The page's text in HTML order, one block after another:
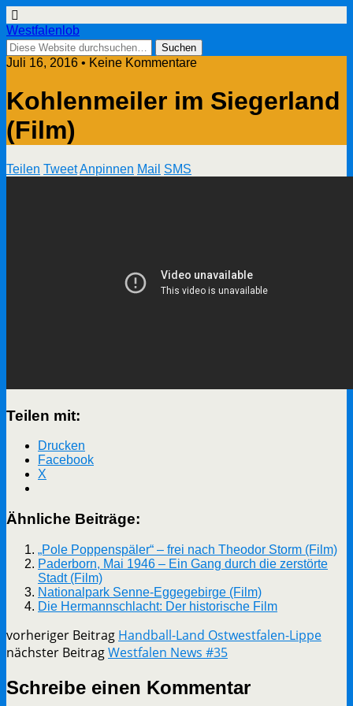
Westfalenlob
Juli 16, 2016 • Keine Kommentare
Kohlenmeiler im Siegerland
(Film)
Teilen TweetAnpinnen Mail SMS
Teilen mit:
Drucken
Facebook
X
Ähnliche Beiträge:
„Pole Poppenspäler“ – frei nach Theodor Storm (Film)
Paderborn, Mai 1946 – Ein Gang durch die zerstörte
Stadt (Film)
Nationalpark Senne-Eggegebirge (Film)
Die Hermannschlacht: Der historische Film
vorheriger Beitrag Handball-Land Ostwestfalen-Lippe
nächster BeitragWestfalen News #35
Schreibe einen Kommentar